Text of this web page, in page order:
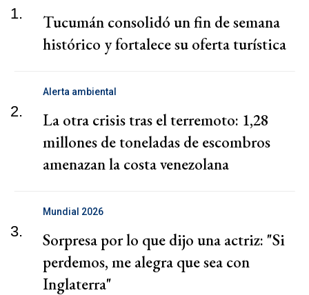
1.
Tucumán consolidó un fin de semana
histórico y fortalece su oferta turística
2.
Alerta ambiental
La otra crisis tras el terremoto: 1,28
millones de toneladas de escombros
amenazan la costa venezolana
3.
Mundial 2026
Sorpresa por lo que dijo una actriz: "Si
perdemos, me alegra que sea con
Inglaterra"